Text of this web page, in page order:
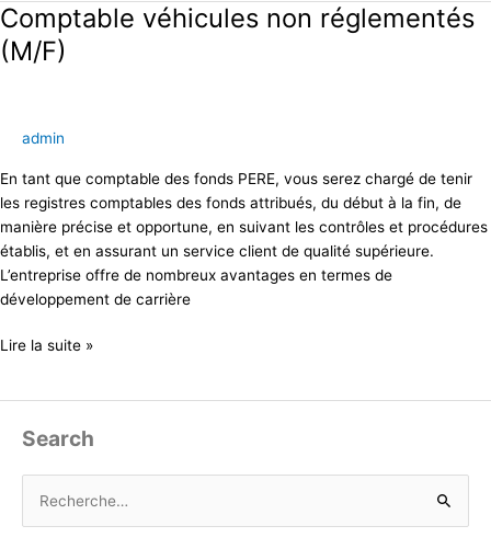
Comptable véhicules non réglementés
(M/F)
admin
En tant que comptable des fonds PERE, vous serez chargé de tenir
les registres comptables des fonds attribués, du début à la fin, de
manière précise et opportune, en suivant les contrôles et procédures
établis, et en assurant un service client de qualité supérieure.
L’entreprise offre de nombreux avantages en termes de
développement de carrière
Comptable
véhicules
non
Lire la suite »
Search